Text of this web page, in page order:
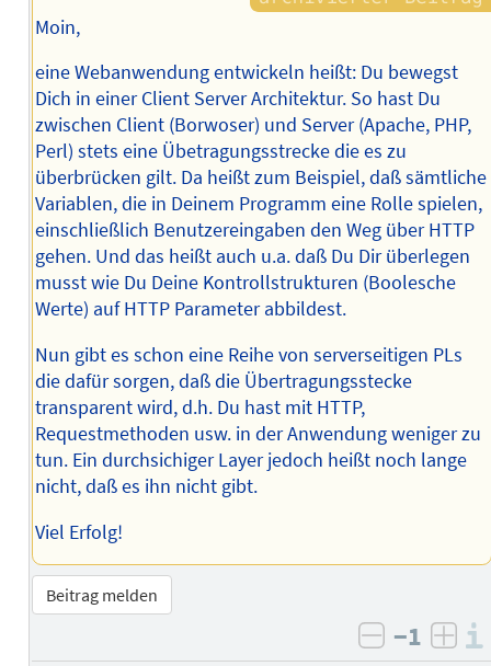
Moin,
eine Webanwendung entwickeln heißt: Du bewegst
Dich in einer Client Server Architektur. So hast Du
zwischen Client (Borwoser) und Server (Apache, PHP,
Perl) stets eine Übetragungsstrecke die es zu
überbrücken gilt. Da heißt zum Beispiel, daß sämtliche
Variablen, die in Deinem Programm eine Rolle spielen,
einschließlich Benutzereingaben den Weg über HTTP
gehen. Und das heißt auch u.a. daß Du Dir überlegen
musst wie Du Deine Kontrollstrukturen (Boolesche
Werte) auf HTTP Parameter abbildest.
Nun gibt es schon eine Reihe von serverseitigen PLs
die dafür sorgen, daß die Übertragungsstecke
transparent wird, d.h. Du hast mit HTTP,
Requestmethoden usw. in der Anwendung weniger zu
tun. Ein durchsichiger Layer jedoch heißt noch lange
nicht, daß es ihn nicht gibt.
Viel Erfolg!
Beitrag melden
negativ
−1